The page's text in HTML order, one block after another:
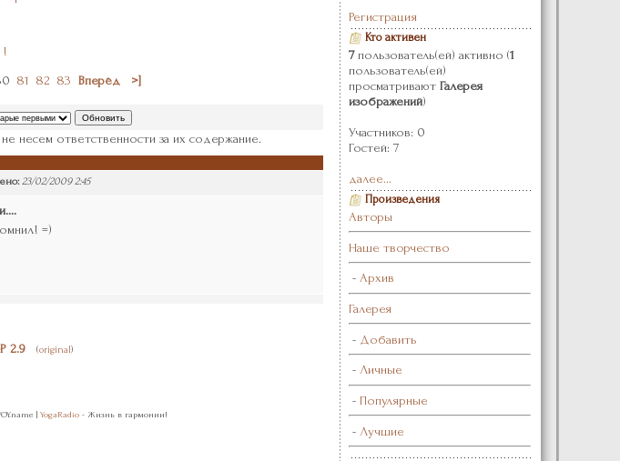
!
81 82 83 Вперёд >]
несем ответственности за их содержание.
23/02/2009 2:45
=)
2.9 (original)
| YogaRadio - Жизнь в гармонии!
Регистрация
Кто активен
7пользователь(ей) активно (1
пользователь(ей)
просматривают Галерея
изображений)
Участников: 0
Гостей: 7
далее...
Произведения
Авторы
Наше творчество
- Архив
Галерея
- Добавить
- Личные
- Популярные
- Лучшие